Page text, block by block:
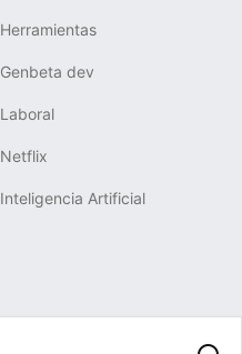
Herramientas
Genbeta dev
Laboral
Netflix
Inteligencia Artificial